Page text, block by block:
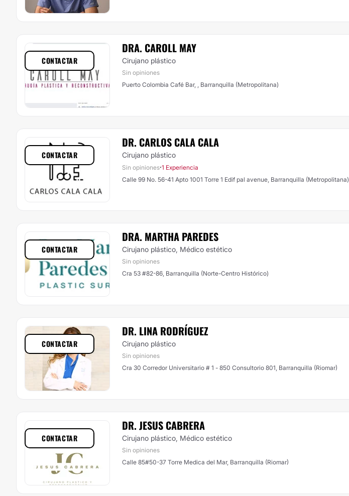
DRA. CAROLL MAY
Cirujano plástico
Sin opiniones
Puerto Colombia Café Bar, , Barranquilla (Metropolitana)
CONTACTAR
DR. CARLOS CALA CALA
Cirujano plástico
Sin opiniones·1 Experiencia
Calle 99 No. 56-41 Apto 1001 Torre 1 Edif pal avenue, Barranquilla (Metropolitana)
CONTACTAR
DRA. MARTHA PAREDES
Cirujano plástico, Médico estético
Sin opiniones
Cra 53 #82-86, Barranquilla (Norte-Centro Histórico)
CONTACTAR
DR. LINA RODRÍGUEZ
Cirujano plástico
Sin opiniones
Cra 30 Corredor Universitario # 1 - 850 Consultorio 801, Barranquilla (Riomar)
CONTACTAR
DR. JESUS CABRERA
Cirujano plástico, Médico estético
Sin opiniones
Calle 85#50-37 Torre Medica del Mar, Barranquilla (Riomar)
CONTACTAR